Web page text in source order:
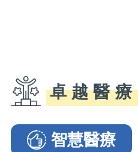
卓越醫療
智慧醫療